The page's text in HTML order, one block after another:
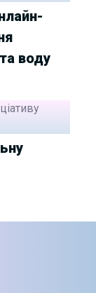
воду